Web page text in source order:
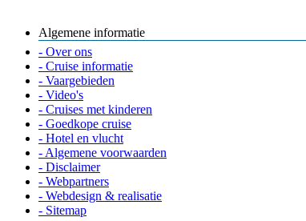
Algemene informatie
- Over ons
- Cruise informatie
- Vaargebieden
- Video's
- Cruises met kinderen
- Goedkope cruise
- Hotel en vlucht
- Algemene voorwaarden
- Disclaimer
- Webpartners
- Webdesign & realisatie
- Sitemap